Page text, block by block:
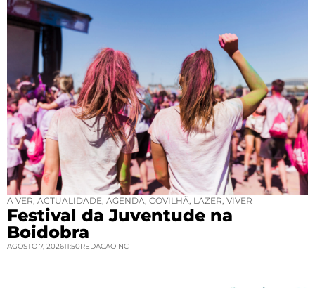
A VER, ACTUALIDADE, AGENDA, COVILHÃ, LAZER, VIVER
Festival da Juventude na
Boidobra
AGOSTO 7, 202611:50REDACAO NC